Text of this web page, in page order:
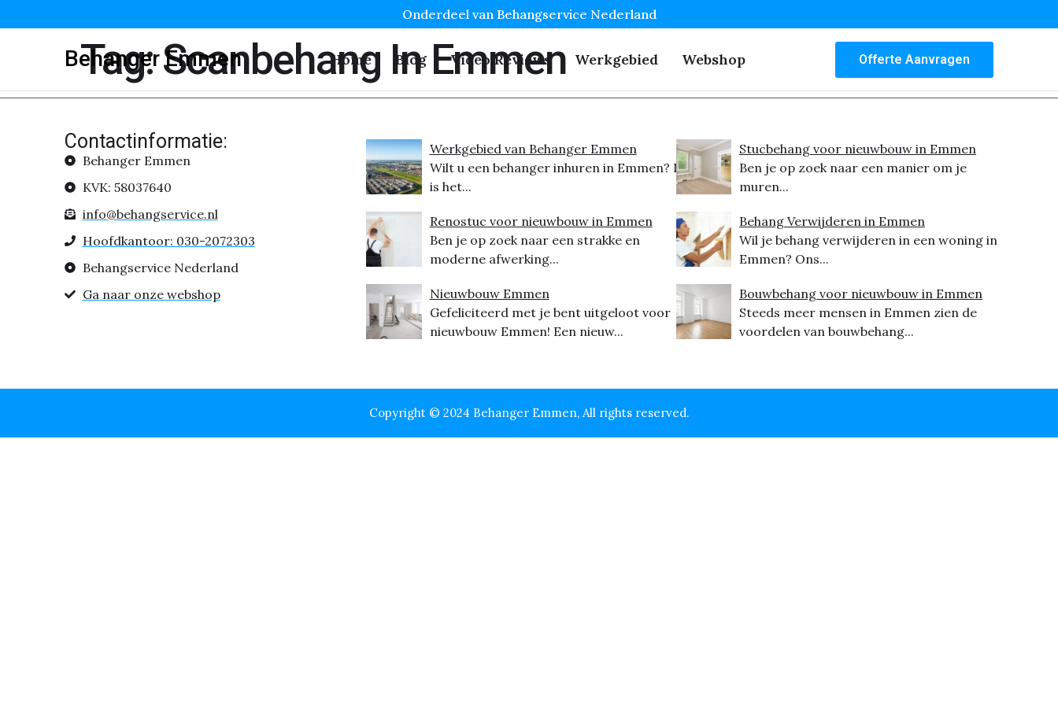
Onderdeel van Behangservice Nederland
Behanger Emmen Home Blog Video Reviews Werkgebied Webshop Offerte Aanvragen
Tag:Scanbehang In Emmen
Contactinformatie:
Behanger Emmen
KVK: 58037640
info@behangservice.nl
Hoofdkantoor: 030-2072303
Behangservice Nederland
Ga naar onze webshop
Werkgebied van Behanger Emmen
Wilt u een behanger inhuren in Emmen? Dit
is het...
Renostuc voor nieuwbouw in Emmen
Ben je op zoek naar een strakke en
moderne afwerking...
Nieuwbouw Emmen
Gefeliciteerd met je bent uitgeloot voor
nieuwbouw Emmen! Een nieuw...
Stucbehang voor nieuwbouw in Emmen
Ben je op zoek naar een manier om je
muren...
Behang Verwijderen in Emmen
Wil je behang verwijderen in een woning in
Emmen? Ons...
Bouwbehang voor nieuwbouw in Emmen
Steeds meer mensen in Emmen zien de
voordelen van bouwbehang...
Copyright © 2024 Behanger Emmen, All rights reserved.